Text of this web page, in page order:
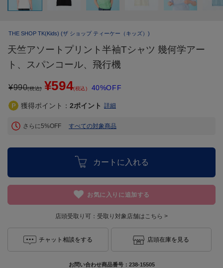
THE SHOP TK(Kids) (ザ ショップ ティーケー（キッズ）)
天竺アソートプリント半袖Tシャツ 幾何学アー
ト、スパンコール、飛行機
¥990(税込) ¥594(税込) 40%OFF
獲得ポイント： 2ポイント 詳細
さらに5%OFF すべての対象商品
カートに入れる
お気に入りに追加する
店頭受取り可： 受取り対象店舗はこちら >
チャット相談をする 店頭在庫を見る
お問い合わせ商品番号： 238-15505